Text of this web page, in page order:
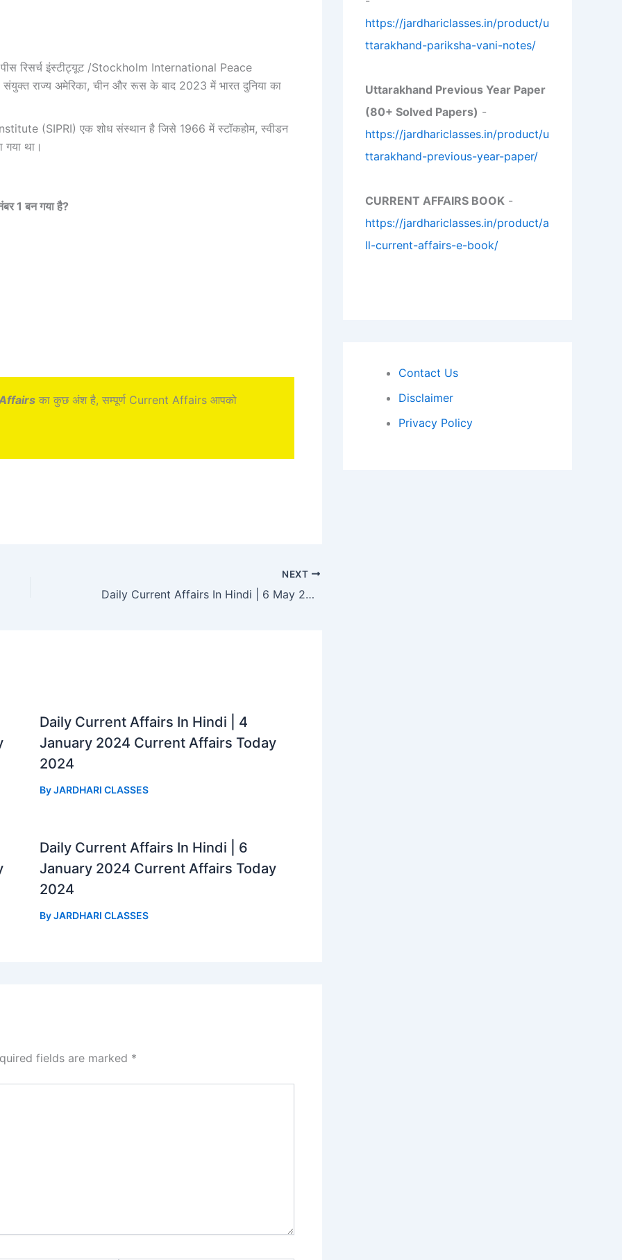
रिसर्च इंस्टीट्यूट /Stockholm International Peace
राज्य अमेरिका, चीन और रूस के बाद 2023 में भारत दुनिया का
(SIPRI) एक शोध संस्थान है जिसे 1966 में स्टॉकहोम, स्वीडन
था।
1 बन गया है?
का कुछ अंश है, सम्पूर्ण Current Affairs आपको
NEXT
Daily Current Affairs In Hindi | 6 May 2024 Current Affairs Today 2024
Daily Current Affairs In Hindi | 4
January 2024 Current Affairs Today
2024
ByJARDHARI CLASSES
Daily Current Affairs In Hindi | 6
January 2024 Current Affairs Today
2024
ByJARDHARI CLASSES
fields are marked *
https://jardhariclasses.in/product/u
ttarakhand-pariksha-vani-notes/
Uttarakhand Previous Year Paper
(80+ Solved Papers) -
https://jardhariclasses.in/product/u
ttarakhand-previous-year-paper/
CURRENT AFFAIRS BOOK -
https://jardhariclasses.in/product/a
ll-current-affairs-e-book/
Contact Us
Disclaimer
Privacy Policy